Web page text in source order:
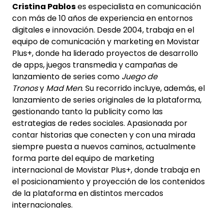
Cristina Pabloses especialista en comunicación
con más de 10 años de experiencia en entornos
digitales e innovación. Desde 2004, trabaja en el
equipo de comunicación y marketing en Movistar
Plus+, donde ha liderado proyectos de desarrollo
de apps, juegos transmedia y campañas de
lanzamiento de series como Juego de
Tronosy Mad Men. Su recorrido incluye, además, el
lanzamiento de series originales de la plataforma,
gestionando tanto la publicity como las
estrategias de redes sociales. Apasionada por
contar historias que conecten y con una mirada
siempre puesta a nuevos caminos, actualmente
forma parte del equipo de marketing
internacional de Movistar Plus+, donde trabaja en
el posicionamiento y proyección de los contenidos
de la plataforma en distintos mercados
internacionales.